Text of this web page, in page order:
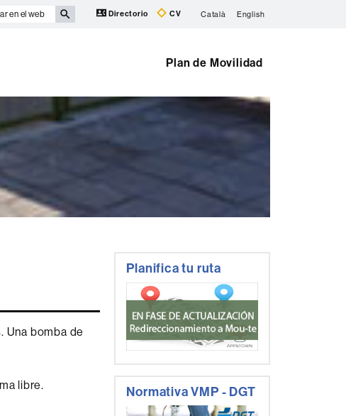
Directorio CV Català English
Plan de Movilidad
Una bomba de
libre.
Información
complementaria
Planifica tu ruta
Normativa VMP - DGT